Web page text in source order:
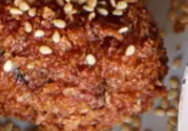
Gem opskrift
Vegetarisk
Sprøde, saftige og spændstige
kroketter med en intens og let
spicy dip. Hvis du laver både
kroketterne og dippen, så bag